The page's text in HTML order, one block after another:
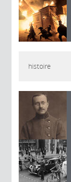
histoire